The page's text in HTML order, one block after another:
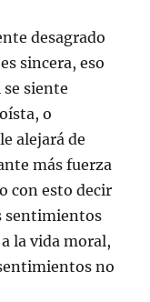
desagrado
sincera, eso
se siente
o
alejará de
más fuerza
con esto decir
sentimientos
la vida moral,
no